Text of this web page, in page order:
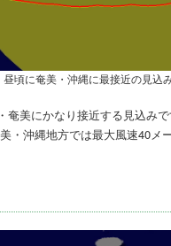
昼頃に奄美・沖縄に最接近の見込
美にかなり接近する見込み
・沖縄地方では最大風速40